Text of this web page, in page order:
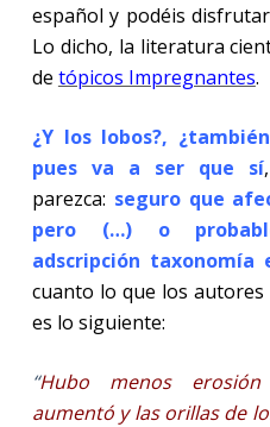
español y podéis
Lo dicho, la literatura
de tópicos Impregnantes.
¿Y los lobos?,
pues va a ser que sí
parezca: seguro que
pero (…) o
adscripción taxonomía
cuanto lo que los
es lo siguiente:
“Hubo menos
aumentó y las orillas de